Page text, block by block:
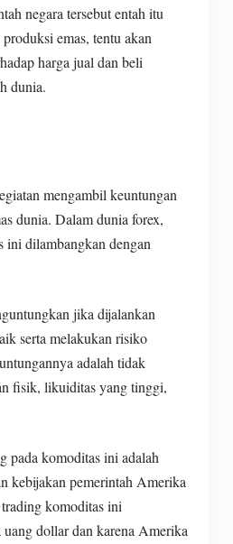
negara tersebut entah itu
emas, tentu akan
harga jual dan beli
dunia.
mengambil keuntungan
dunia. Dalam dunia forex,
ini dilambangkan dengan
jika dijalankan
serta melakukan risiko
adalah tidak
fisik, likuiditas yang tinggi,
pada komoditas ini adalah
kebijakan pemerintah Amerika
komoditas ini
uang dollar dan karena Amerika